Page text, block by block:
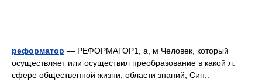
реформатор — РЕФОРМАТОР1, а, м Человек, который
осуществляет или осуществил преобразование в какой л.
сфере общественной жизни, области знаний; Син.: